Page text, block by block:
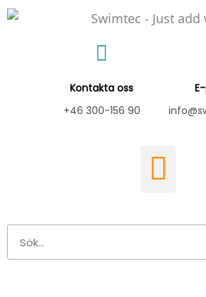
Hoppa
Kontakta oss
+46 300-156 90